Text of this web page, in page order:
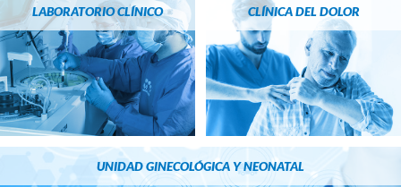
LABORATORIO CLÍNICO CLÍNICA DEL DOLOR
UNIDAD GINECOLÓGICA Y NEONATAL